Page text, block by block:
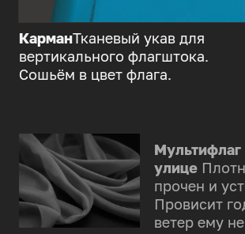
КарманТканевый укав для
вертикального флагштока.
Сошьём в цвет флага.
улице
прочен и
Провисит
ветер ему